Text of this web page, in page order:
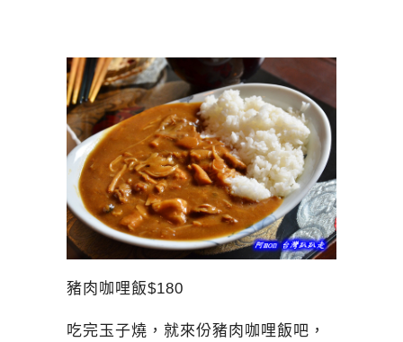
豬肉咖哩飯$180
吃完玉子燒，就來份豬肉咖哩飯吧，